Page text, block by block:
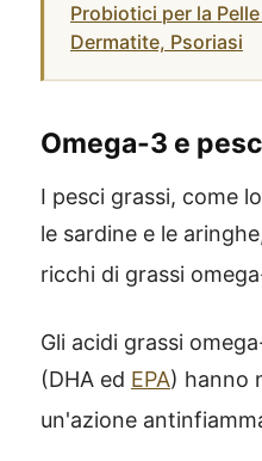
Probiotici per la
Dermatite, Psoriasi
Omega-3 e
I pesci grassi, come
le sardine e le
ricchi di grassi
Gli acidi grassi
(DHA ed EPA) hanno
un'azione